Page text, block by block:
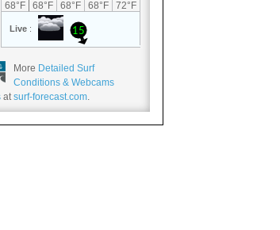
More Detailed Surf
Conditions & Webcams
at surf-forecast.com.